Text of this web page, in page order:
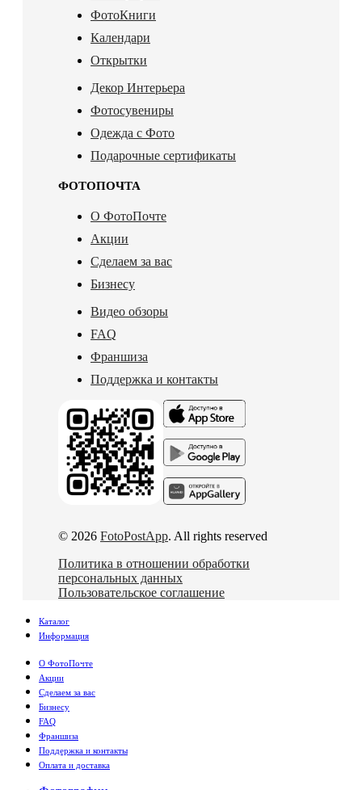
ФотоКниги
Календари
Открытки
Декор Интерьера
Фотосувениры
Одежда с Фото
Подарочные сертификаты
ФОТОПОЧТА
О ФотоПочте
Акции
Сделаем за вас
Бизнесу
Видео обзоры
FAQ
Франшиза
Поддержка и контакты
© 2026 FotoPostApp. All rights reserved
Политика в отношении обработки
персональных данных
Пользовательское соглашение
Каталог
Информация
О ФотоПочте
Акции
Сделаем за вас
Бизнесу
FAQ
Франшиза
Поддержка и контакты
Оплата и доставка